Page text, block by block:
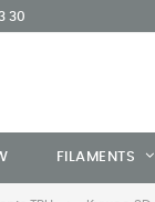
30
FILAMENTS